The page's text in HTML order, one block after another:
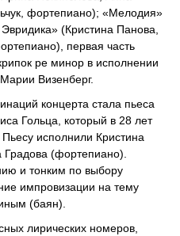
фортепиано); «Мелодия»
(Кристина Панова,
первая часть
ре минор в исполнении
Визенберг.
концерта стала пьеса
Гольца, который в 28 лет
исполнили Кристина
Градова (фортепиано).
и тонким по выбору
импровизации на тему
(баян).
лирических номеров,